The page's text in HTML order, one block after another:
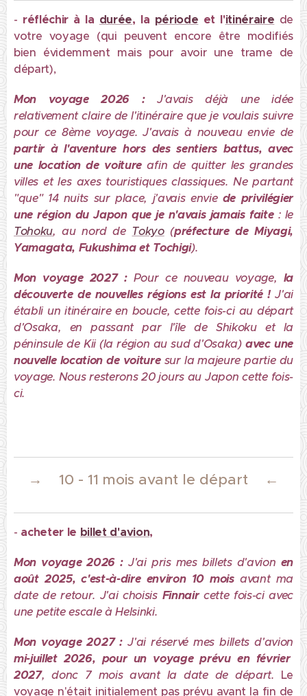
- réfléchir à la durée, la période et l'itinéraire de
votre voyage (qui peuvent encore être modifiés
bien évidemment mais pour avoir une trame de
départ),
Mon voyage 2026 :J'avais déjà une idée
relativement claire de l'itinéraire que je voulais suivre
pour ce 8ème voyage. J'avais à nouveau envie de
partir à l'aventure hors des sentiers battus, avec
une location de voitureafin de quitter les grandes
villes et les axes touristiques classiques. Ne partant
"que" 14 nuits sur place, j'avais envie de privilégier
une région du Japon que je n'avais jamais faite : le
Tohoku, au nord de Tokyo(préfecture de Miyagi,
Yamagata, Fukushima et Tochigi).
Mon voyage 2027 : Pour ce nouveau voyage, la
découverte de nouvelles régions est la priorité !J'ai
établi un itinéraire en boucle, cette fois-ci au départ
d'Osaka, en passant par l'île de Shikoku et la
péninsule de Kii (la région au sud d'Osaka)avec une
nouvelle location de voiture sur la majeure partie du
voyage. Nous resterons 20 jours au Japon cette fois-
ci.
→ 10 - 11 mois avant le départ ←
- acheter le billet d'avion,
Mon voyage 2026 :J'ai pris mes billets d'avion en
août 2025, c'est-à-dire environ 10 mois avant ma
date de retour. J'ai choisis Finnaircette fois-ci avec
une petite escale à Helsinki.
Mon voyage 2027 :J'ai réservé mes billets d'avion
mi-juillet 2026, pour un voyage prévu en février
2027, donc 7 mois avant la date de départ. Le
voyage n'était initialement pas prévu avant la fin de